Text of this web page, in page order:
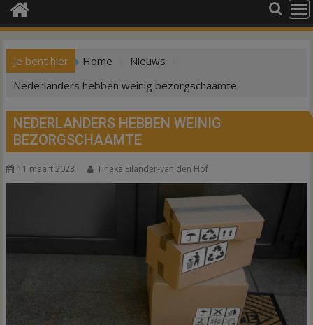
Je bent hier Home
Nieuws
Nederlanders hebben weinig bezorgschaamte
NEDERLANDERS HEBBEN WEINIG
BEZORGSCHAAMTE
11 maart 2023 Tineke Eilander-van den Hof